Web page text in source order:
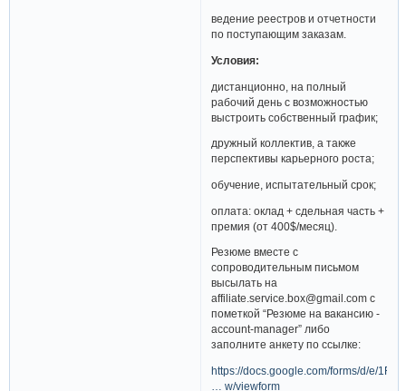
ведение реестров и отчетности
по поступающим заказам.
Условия:
дистанционно, на полный
рабочий день с возможностью
выстроить собственный график;
дружный коллектив, а также
перспективы карьерного роста;
обучение, испытательный срок;
оплата: оклад + сдельная часть +
премия (от 400$/месяц).
Резюме вместе с
сопроводительным письмом
высылать на
affiliate.service.box@gmail.com с
пометкой “Резюме на вакансию -
account-manager” либо
заполните анкету по ссылке:
https://docs.google.com/forms/d/e/1FAIp
… w/viewform